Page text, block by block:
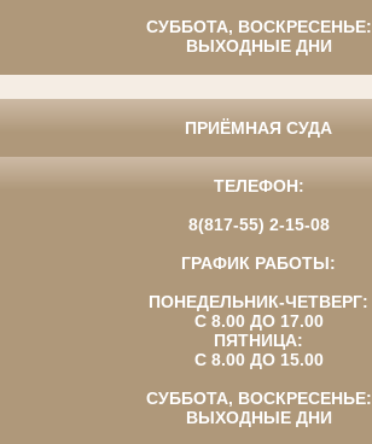
СУББОТА, ВОСКРЕСЕНЬЕ:
ВЫХОДНЫЕ ДНИ
ПРИЁМНАЯ СУДА
ТЕЛЕФОН:
8(817-55) 2-15-08
ГРАФИК РАБОТЫ:
ПОНЕДЕЛЬНИК-ЧЕТВЕРГ:
С 8.00 ДО 17.00
ПЯТНИЦА:
С 8.00 ДО 15.00
СУББОТА, ВОСКРЕСЕНЬЕ:
ВЫХОДНЫЕ ДНИ